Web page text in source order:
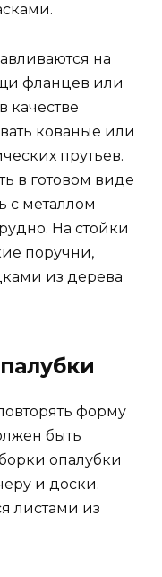
на
фланцев или
качестве
кованые или
прутьев.
в готовом виде
с металлом
На стойки
поручни,
из дерева
форму
быть
опалубки
и доски.
листами из